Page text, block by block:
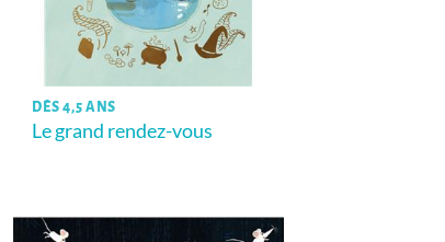
DÈS 4,5 ANS
Le grand rendez-vous